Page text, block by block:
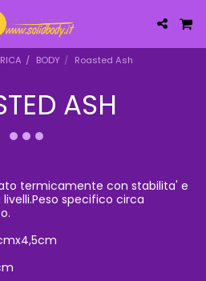
BODY Roasted Ash
ASH
termicamente con stabilita' e
specifico circa